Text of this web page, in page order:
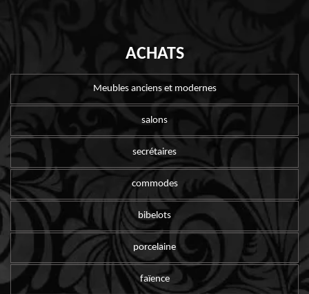
ACHATS
Meubles anciens et modernes
salons
secrétaires
commodes
bibelots
porcelaine
faïence